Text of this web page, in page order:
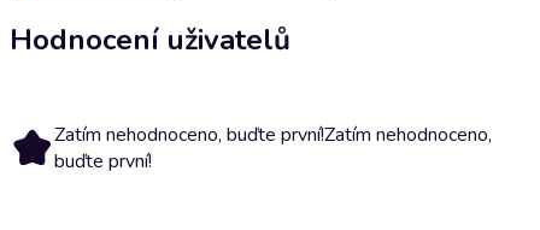
Hodnocení uživatelů
Zatím nehodnoceno, buďte první!Zatím nehodnoceno,
buďte první!